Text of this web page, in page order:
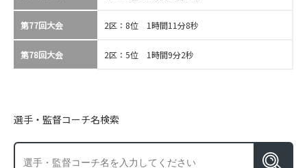
第77回大会 2区：8位 1時間11分8秒
第78回大会 2区：5位 1時間9分2秒
選手・監督コーチ名検索